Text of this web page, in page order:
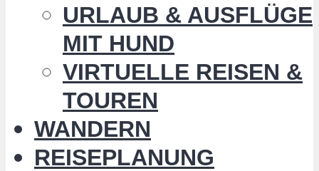
URLAUB & AUSFLÜGE
MIT HUND
VIRTUELLE REISEN &
TOUREN
WANDERN
REISEPLANUNG